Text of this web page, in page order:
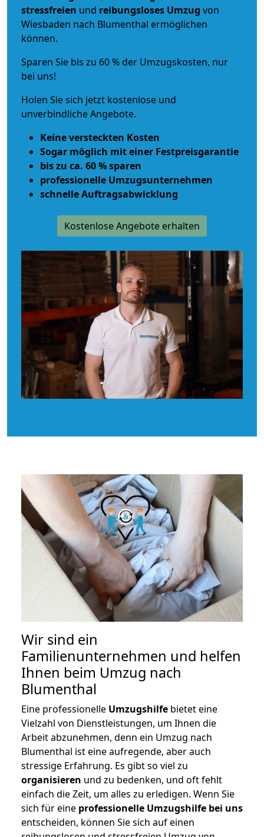
stressfreien und reibungsloses Umzug von
Wiesbaden nach Blumenthal ermöglichen
können.
Sparen Sie bis zu 60 % der Umzugskosten, nur
bei uns!
Holen Sie sich jetzt kostenlose und
unverbindliche Angebote.
Keine versteckten Kosten
Sogar möglich mit einer Festpreisgarantie
bis zu ca. 60 % sparen
professionelle Umzugsunternehmen
schnelle Auftragsabwicklung
Kostenlose Angebote erhalten
Wir sind ein
Familienunternehmen und helfen
Ihnen beim Umzug nach
Blumenthal
Eine professionelle Umzugshilfe bietet eine
Vielzahl von Dienstleistungen, um Ihnen die
Arbeit abzunehmen, denn ein Umzug nach
Blumenthal ist eine aufregende, aber auch
stressige Erfahrung. Es gibt so viel zu
organisieren und zu bedenken, und oft fehlt
einfach die Zeit, um alles zu erledigen. Wenn Sie
sich für eine professionelle Umzugshilfe bei uns
entscheiden, können Sie sich auf einen